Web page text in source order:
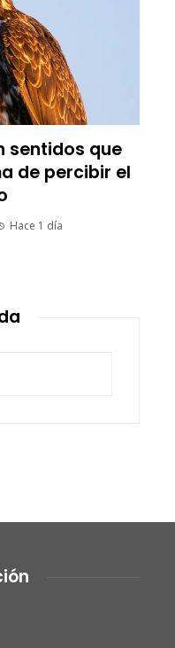
sentidos que
de percibir el
Hace 1 día